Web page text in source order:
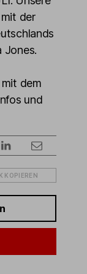
der
Jones.
dem
und
KOPIEREN